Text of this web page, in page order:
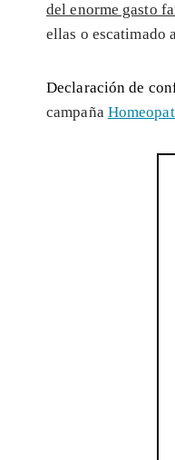
del enorme gasto
ellas o escatimado
Declaración de
campaña